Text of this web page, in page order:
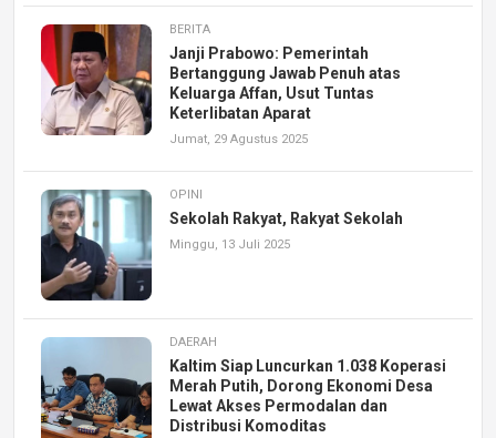
BERITA
Janji Prabowo: Pemerintah
Bertanggung Jawab Penuh atas
Keluarga Affan, Usut Tuntas
Keterlibatan Aparat
Jumat, 29 Agustus 2025
OPINI
Sekolah Rakyat, Rakyat Sekolah
Minggu, 13 Juli 2025
DAERAH
Kaltim Siap Luncurkan 1.038 Koperasi
Merah Putih, Dorong Ekonomi Desa
Lewat Akses Permodalan dan
Distribusi Komoditas